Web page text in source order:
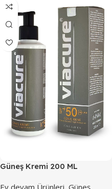
Güneş Kremi 200 ML